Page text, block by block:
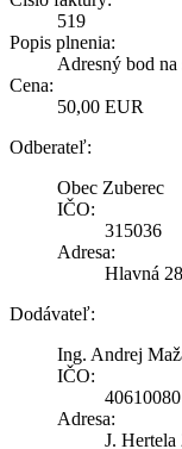
519
Popis plnenia:
Adresný bod
Cena:
50,00 EUR
Odberateľ:
Obec Zuberec
IČO:
315036
Adresa:
Hlavná
Dodávateľ:
Ing. Andrej
IČO:
40610080
Adresa:
J. Hertela